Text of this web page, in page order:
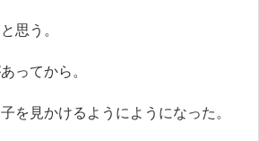
思う。
ってから。
を見かけるようにようになった。